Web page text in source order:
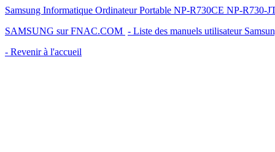
Samsung Informatique Ordinateur Portable NP-R730CE NP-
SAMSUNG sur FNAC.COM - Liste des manuels utilisateur
- Revenir à l'accueil